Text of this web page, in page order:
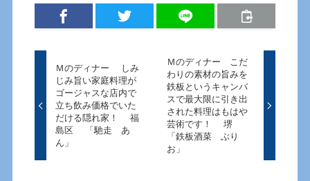
Ｍのディナー しみ
じみ旨い家庭料理が
ゴージャスな店内で
立ち飲み価格でいた
だける隠れ家！ 福
島区 「馳走 あ
ん」
Ｍのディナー こだ
わりの素材の旨みを
鉄板というキャンバ
スで最大限に引き出
された料理はもはや
芸術です！ 堺
「鉄板酒菜 ぶり
お」